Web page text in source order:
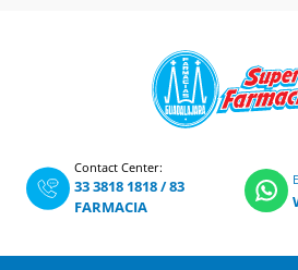
Contact Center:
33 3818 1818/83
FARMACIA